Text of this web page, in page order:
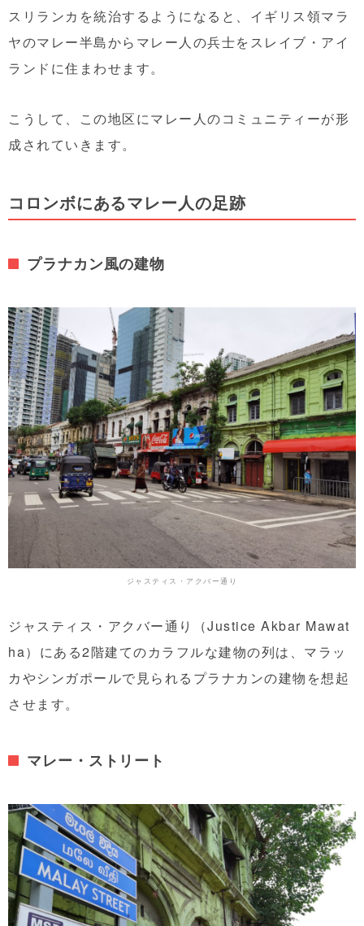
スリランカを統治するようになると、イギリス領マラ
ヤのマレー半島からマレー人の兵士をスレイブ・アイ
ランドに住まわせます。
こうして、この地区にマレー人のコミュニティーが形
成されていきます。
コロンボにあるマレー人の足跡
プラナカン風の建物
ジャスティス・アクバー通り
ジャスティス・アクバー通り（Justice Akbar Mawat
ha）にある2階建てのカラフルな建物の列は、マラッ
カやシンガポールで見られるプラナカンの建物を想起
させます。
マレー・ストリート